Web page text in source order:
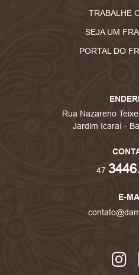
TRABALHE
SEJA UM
PORTAL DO
Rua Nazareno
Jardim Icaraí -
47
E-